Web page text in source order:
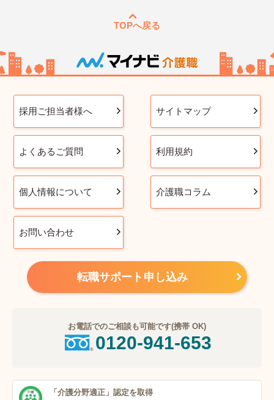
TOPへ戻る
採用ご担当者様へ サイトマップ
よくあるご質問 利用規約
個人情報について 介護職コラム
お問い合わせ
転職サポート申し込み
お電話でのご相談も可能です(携帯 OK)
0120-941-653
「介護分野適正」 認定を取得